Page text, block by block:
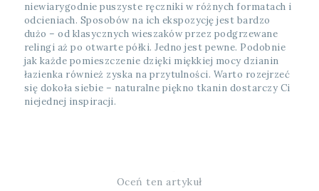
niewiarygodnie puszyste ręczniki w różnych formatach i
odcieniach. Sposobów na ich ekspozycję jest bardzo
dużo – od klasycznych wieszaków przez podgrzewane
relingi aż po otwarte półki. Jedno jest pewne. Podobnie
jak każde pomieszczenie dzięki miękkiej mocy dzianin
łazienka również zyska na przytulności. Warto rozejrzeć
się dokoła siebie – naturalne piękno tkanin dostarczy Ci
niejednej inspiracji.
Oceń ten artykuł